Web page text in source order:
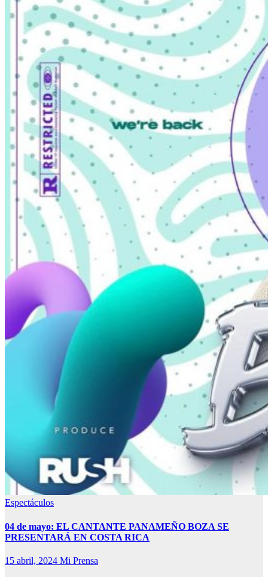
Espectáculos
04 de mayo: EL CANTANTE PANAMEÑO BOZA SE
PRESENTARÁ EN COSTA RICA
15 abril, 2024 Mi Prensa